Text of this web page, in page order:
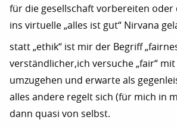
für die gesellschaft vorbereiten oder
ins virtuelle „alles ist gut“ Nirvana
statt „ethik“ ist mir der Begriff
verständlicher,ich versuche „fair“
umzugehen und erwarte als
alles andere regelt sich (für mich in
dann quasi von selbst.